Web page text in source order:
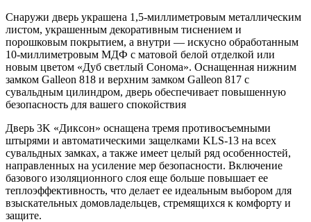
Снаружи дверь украшена 1,5-миллиметровым металлическим
листом, украшенным декоративным тиснением и
порошковым покрытием, а внутри — искусно обработанным
10-миллиметровым МДФ с матовой белой отделкой или
новым цветом «Дуб светлый Сонома». Оснащенная нижним
замком Galleon 818 и верхним замком Galleon 817 с
сувальдным цилиндром, дверь обеспечивает повышенную
безопасность для вашего спокойствия
Дверь 3K «Диксон» оснащена тремя противосъемными
штырями и автоматическими защелками KLS-13 на всех
сувальдных замках, а также имеет целый ряд особенностей,
направленных на усиление мер безопасности. Включение
базового изоляционного слоя еще больше повышает ее
теплоэффективность, что делает ее идеальным выбором для
взыскательных домовладельцев, стремящихся к комфорту и
защите.